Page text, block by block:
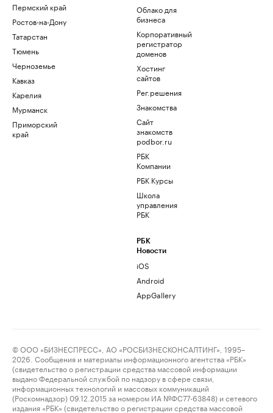
Пермский край
Ростов-на-Дону
Татарстан
Тюмень
Черноземье
Кавказ
Карелия
Мурманск
Приморский
край
Облако для
бизнеса
Корпоративный
регистратор
доменов
Хостинг
сайтов
Рег.решения
Знакомства
Сайт
знакомств
podbor.ru
РБК
Компании
РБК Курсы
Школа
управления
РБК
РБК
Новости
iOS
Android
AppGallery
© ООО «БИЗНЕСПРЕСС», АО «РОСБИЗНЕСКОНСАЛТИНГ», 1995–
2026. Сообщения и материалы информационного агентства «РБК»
(свидетельство о регистрации средства массовой информации
выдано Федеральной службой по надзору в сфере связи,
информационных технологий и массовых коммуникаций
(Роскомнадзор) 09.12.2015 за номером ИА №ФС77-63848) и сетевого
издания «РБК» (свидетельство о регистрации средства массовой